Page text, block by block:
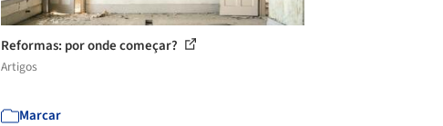
Reformas: por onde começar?
Artigos
Marcar